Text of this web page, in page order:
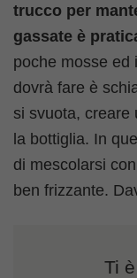
trucco per
gassate è
poche mosse ed
dovrà fare è
si svuota, creare
la bottiglia. In
di mescolarsi
ben frizzante.
Ti